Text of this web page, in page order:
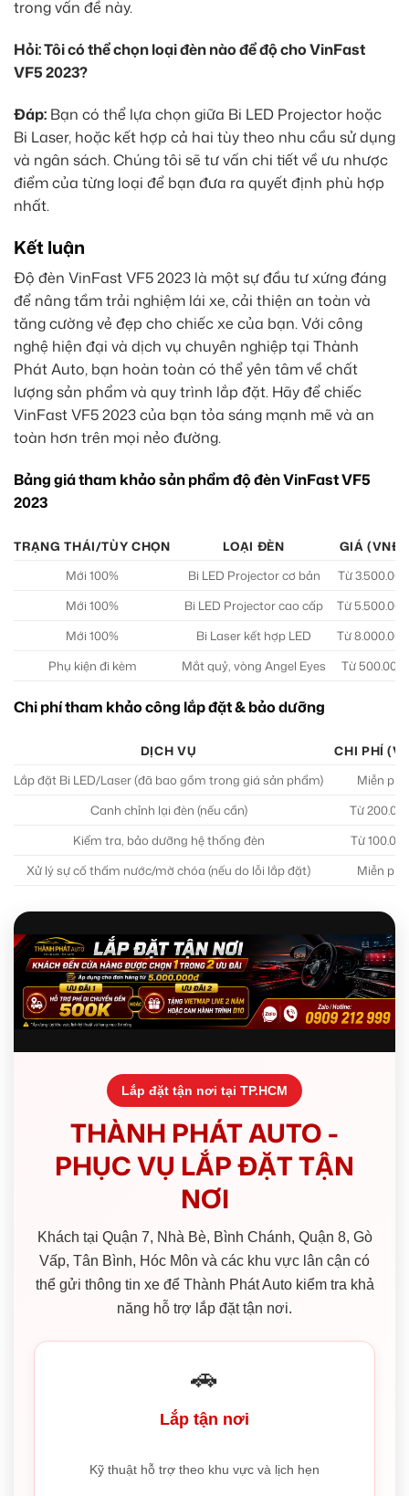
trong vấn đề này.
Hỏi: Tôi có thể chọn loại đèn nào để độ cho VinFast
VF5 2023?
Đáp: Bạn có thể lựa chọn giữa Bi LED Projector hoặc
Bi Laser, hoặc kết hợp cả hai tùy theo nhu cầu sử dụng
và ngân sách. Chúng tôi sẽ tư vấn chi tiết về ưu nhược
điểm của từng loại để bạn đưa ra quyết định phù hợp
nhất.
Kết luận
Độ đèn VinFast VF5 2023 là một sự đầu tư xứng đáng
để nâng tầm trải nghiệm lái xe, cải thiện an toàn và
tăng cường vẻ đẹp cho chiếc xe của bạn. Với công
nghệ hiện đại và dịch vụ chuyên nghiệp tại Thành
Phát Auto, bạn hoàn toàn có thể yên tâm về chất
lượng sản phẩm và quy trình lắp đặt. Hãy để chiếc
VinFast VF5 2023 của bạn tỏa sáng mạnh mẽ và an
toàn hơn trên mọi nẻo đường.
Bảng giá tham khảo sản phẩm độ đèn VinFast VF5
2023
TRẠNG THÁI/TÙY CHỌN LOẠI ĐÈN
GIÁ (VNĐ)
Mới 100%
Bi LED Projector cơ bản
Từ 3.500.000
Mới 100%
Bi LED Projector cao cấp
Từ 5.500.000
Mới 100%
Bi Laser kết hợp LED
Từ 8.000.000
Phụ kiện đi kèm
Mắt quỷ, vòng Angel Eyes Từ 500.000
Chi phí tham khảo công lắp đặt & bảo dưỡng
DỊCH VỤ
CHI PHÍ
Lắp đặt Bi LED/Laser (đã bao gồm trong giá sản phẩm)
Miễn phí
Canh chỉnh lại đèn (nếu cần)
Từ
Kiểm tra, bảo dưỡng hệ thống đèn
Từ
Xử lý sự cố thấm nước/mờ chóa (nếu do lỗi lắp đặt)
Miễn phí
Lắp đặt tận nơi tại TP.HCM
THÀNH PHÁT AUTO -
PHỤC VỤ LẮP ĐẶT TẬN
NƠI
Khách tại Quận 7, Nhà Bè, Bình Chánh, Quận 8, Gò
Vấp, Tân Bình, Hóc Môn và các khu vực lân cận có
thể gửi thông tin xe để Thành Phát Auto kiểm tra khả
năng hỗ trợ lắp đặt tận nơi.
🚗
Lắp tận nơi
Kỹ thuật hỗ trợ theo khu vực và lịch hẹn